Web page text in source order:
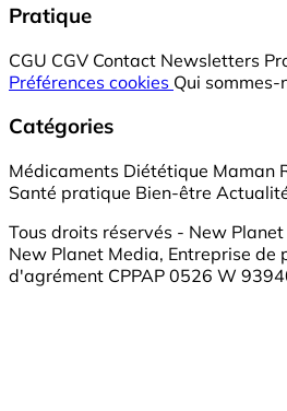
Pratique
CGU CGV Contact Newsletters
Préférences cookies Qui sommes-
Catégories
Médicaments Diététique Maman
Santé pratique Bien-être
Tous droits réservés - New
New Planet Media, Entreprise de
d'agrément CPPAP 0526 W